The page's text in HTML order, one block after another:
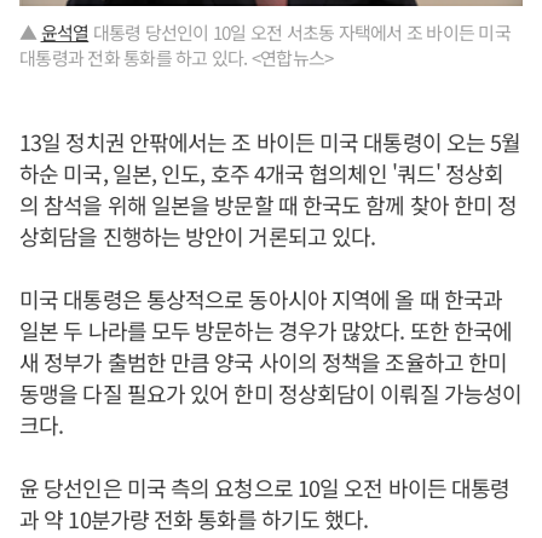
▲윤석열 대통령 당선인이 10일 오전 서초동 자택에서 조 바이든 미국
대통령과 전화 통화를 하고 있다. <연합뉴스>
13일 정치권 안팎에서는 조 바이든 미국 대통령이 오는 5월
하순 미국, 일본, 인도, 호주 4개국 협의체인 '쿼드' 정상회
의 참석을 위해 일본을 방문할 때 한국도 함께 찾아 한미 정
상회담을 진행하는 방안이 거론되고 있다.
미국 대통령은 통상적으로 동아시아 지역에 올 때 한국과
일본 두 나라를 모두 방문하는 경우가 많았다. 또한 한국에
새 정부가 출범한 만큼 양국 사이의 정책을 조율하고 한미
동맹을 다질 필요가 있어 한미 정상회담이 이뤄질 가능성이
크다.
윤 당선인은 미국 측의 요청으로 10일 오전 바이든 대통령
과 약 10분가량 전화 통화를 하기도 했다.